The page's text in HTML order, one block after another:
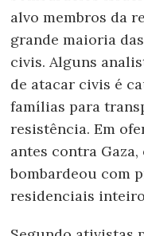
alvo membros da
grande maioria
civis. Alguns
de atacar civis é
famílias para
resistência. Em
antes contra
bombardeou com
residenciais